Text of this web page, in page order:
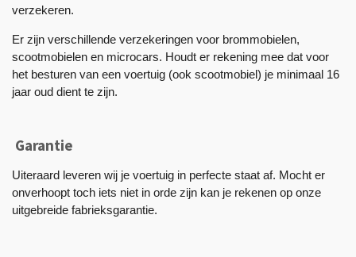
verzekeren.
Er zijn verschillende verzekeringen voor brommobielen,
scootmobielen en microcars. Houdt er rekening mee dat voor
het besturen van een voertuig (ook scootmobiel) je minimaal 16
jaar oud dient te zijn.
Garantie
Uiteraard leveren wij je voertuig in perfecte staat af. Mocht er
onverhoopt toch iets niet in orde zijn kan je rekenen op onze
uitgebreide fabrieksgarantie.